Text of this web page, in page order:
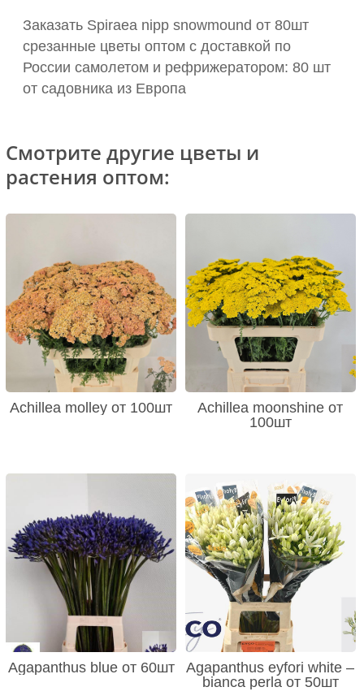
Заказать Spiraea nipp snowmound от 80шт
срезанные цветы оптом с доставкой по
России самолетом и рефрижератором: 80 шт
от садовника из Европа
Смотрите другие цветы и
растения оптом:
Achillea molley от 100шт
Achillea moonshine от
100шт
Agapanthus blue от 60шт
Agapanthus eyfori white –
bianca perla от 50шт